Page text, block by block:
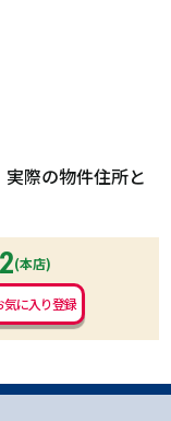
際の物件住所と
(本店)